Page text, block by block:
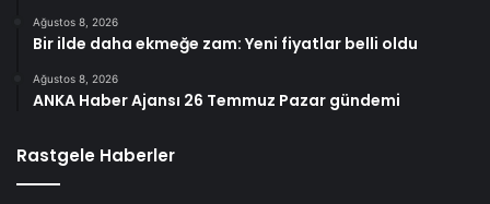
Ağustos 8, 2026
Bir ilde daha ekmeğe zam: Yeni fiyatlar belli oldu
Ağustos 8, 2026
ANKA Haber Ajansı 26 Temmuz Pazar gündemi
Rastgele Haberler